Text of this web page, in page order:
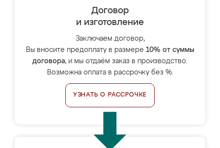
Договор
и изготовление
Заключаем договор,
Вы вносите предоплату в размере 10% от суммы
договора, и мы отдаём заказ в производство.
Возможна оплата в рассрочку без %.
УЗНАТЬ О РАССРОЧКЕ